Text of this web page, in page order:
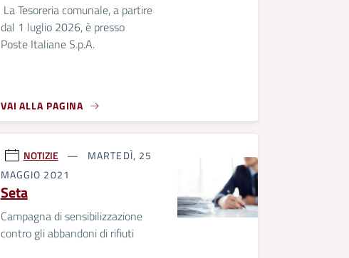
La Tesoreria comunale, a partire
dal 1 luglio 2026, è presso
Poste Italiane S.p.A.
VAI ALLA PAGINA
NOTIZIE
MARTEDÌ, 25
MAGGIO 2021
Seta
Campagna di sensibilizzazione
contro gli abbandoni di rifiuti